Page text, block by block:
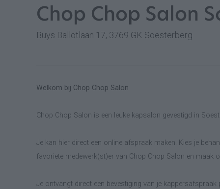
Chop Chop Salon
Buys Ballotlaan 17, 3769 GK Soesterberg
Welkom bij Chop Chop Salon
Chop Chop Salon is een leuke kapsalon gevestigd in
Je kan hier direct een online afspraak maken. Kies je
favoriete medewerk(st)er van Chop Chop Salon en maak
Je ontvangt direct een bevestiging van je